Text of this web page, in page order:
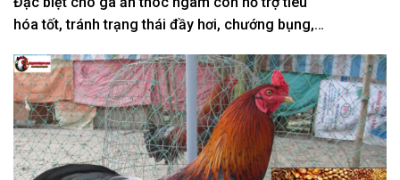
hóatốt,tránh trạng thái đầy hơi, chướng bụng,…